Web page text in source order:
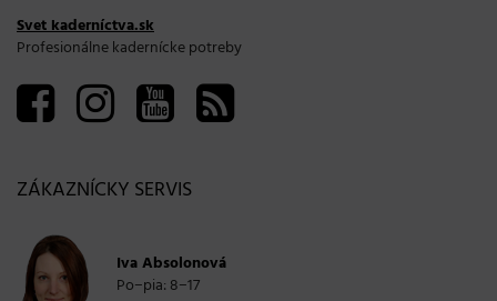
Svet kaderníctva.sk
Profesionálne kadernícke potreby
ZÁKAZNÍCKY SERVIS
Iva Absolonová
Po−pia: 8−17